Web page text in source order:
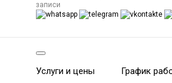
записи
Услуги и цены График